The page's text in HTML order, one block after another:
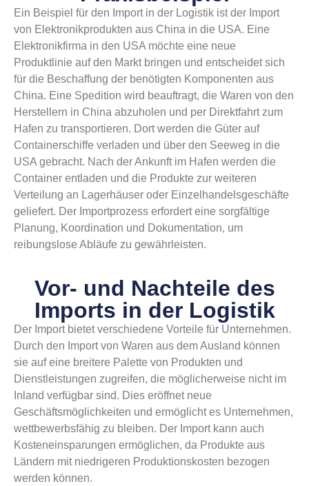
Ein Beispiel für den Import in der Logistik ist der Import
von Elektronikprodukten aus China in die USA. Eine
Elektronikfirma in den USA möchte eine neue
Produktlinie auf den Markt bringen und entscheidet sich
für die Beschaffung der benötigten Komponenten aus
China. Eine Spedition wird beauftragt, die Waren von den
Herstellern in China abzuholen und per Direktfahrt zum
Hafen zu transportieren. Dort werden die Güter auf
Containerschiffe verladen und über den Seeweg in die
USA gebracht. Nach der Ankunft im Hafen werden die
Container entladen und die Produkte zur weiteren
Verteilung an Lagerhäuser oder Einzelhandelsgeschäfte
geliefert. Der Importprozess erfordert eine sorgfältige
Planung, Koordination und Dokumentation, um
reibungslose Abläufe zu gewährleisten.
Vor- und Nachteile des
Imports in der Logistik
Der Import bietet verschiedene Vorteile für Unternehmen.
Durch den Import von Waren aus dem Ausland können
sie auf eine breitere Palette von Produkten und
Dienstleistungen zugreifen, die möglicherweise nicht im
Inland verfügbar sind. Dies eröffnet neue
Geschäftsmöglichkeiten und ermöglicht es Unternehmen,
wettbewerbsfähig zu bleiben. Der Import kann auch
Kosteneinsparungen ermöglichen, da Produkte aus
Ländern mit niedrigeren Produktionskosten bezogen
werden können.